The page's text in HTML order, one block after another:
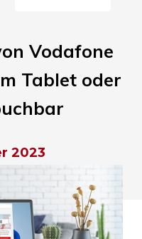
Vodafone
Tablet oder
2023